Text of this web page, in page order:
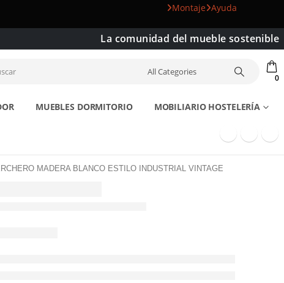
Montaje Ayuda
La comunidad del mueble sostenible
0
MUEBLES DORMITORIO MOBILIARIO HOSTELERÍA
MADERA BLANCO ESTILO INDUSTRIAL VINTAGE